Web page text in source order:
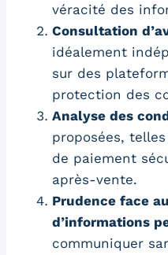
véracité des
Consultation
idéalement
sur des
protection des
Analyse des
proposées,
de paiement
après-vente.
Prudence face
d’informations
communiquer